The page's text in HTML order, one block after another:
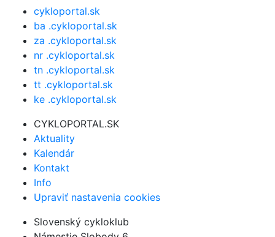
cykloportal.sk
ba .cykloportal.sk
za .cykloportal.sk
nr .cykloportal.sk
tn .cykloportal.sk
tt .cykloportal.sk
ke .cykloportal.sk
CYKLOPORTAL.SK
Aktuality
Kalendár
Kontakt
Info
Upraviť nastavenia cookies
Slovenský cykloklub